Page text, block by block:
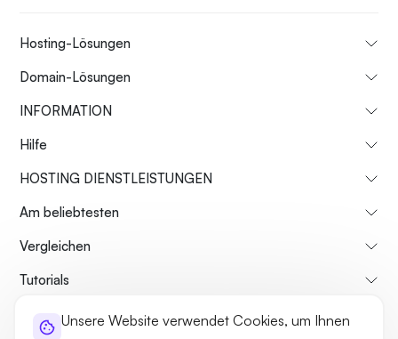
Unsere Website verwendet Cookies, um Ihnen
Hosting-Lösungen
Domain-Lösungen
INFORMATION
Hilfe
HOSTING DIENSTLEISTUNGEN
Am beliebtesten
Vergleichen
Tutorials
Über uns